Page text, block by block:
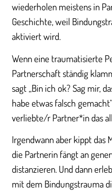
wiederholen meistens in
Geschichte, weil
aktiviert wird.
Wenn eine traumatisierte
Partnerschaft ständig
sagt „Bin ich ok? Sag mir,
habe etwas falsch
verliebte/r Partner*in das
Irgendwann aber kippt das
die Partnerin fängt an
distanzieren. Und dann
mit dem Bindungstrauma